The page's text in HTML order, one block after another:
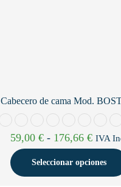
Cabecero de cama Mod.
59,00 € - 176,66 €Rango
de
IVA
Seleccionar opciones